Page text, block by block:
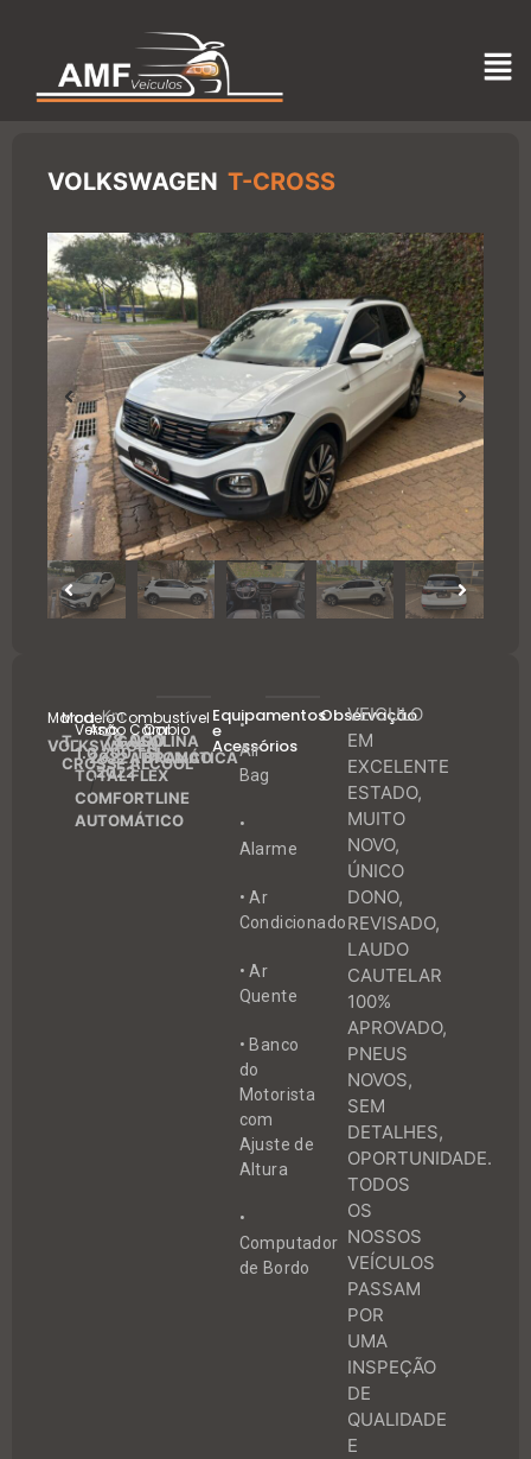
VOLKSWAGEN T-CROSS
Marca
VOLKSWAGEN
Modelo
T-
CROSS
Versão
1.0 200 TSI
TOTAL FLEX
COMFORTLINE
AUTOMÁTICO
Ano
2022
/
2022
Km
78.000
Combustível
GASOLINA
E ÁLCOOL
Câmbio
AUTOMÁTICA
Cor
BRANCO
Equipamentos
e
Acessórios
•
Air
Bag
•
Alarme
• Ar
Condicionado
• Ar
Quente
• Banco
do
Motorista
com
Ajuste de
Altura
•
Computador
de Bordo
Observação
VEICULO
EM
EXCELENTE
ESTADO,
MUITO
NOVO,
ÚNICO
DONO,
REVISADO,
LAUDO
CAUTELAR
100%
APROVADO,
PNEUS
NOVOS,
SEM
DETALHES,
OPORTUNIDADE.
TODOS
OS
NOSSOS
VEÍCULOS
PASSAM
POR
UMA
INSPEÇÃO
DE
QUALIDADE
E